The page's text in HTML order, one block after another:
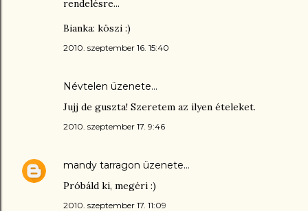
rendelésre...
Bianka: köszi :)
2010. szeptember 16. 15:40
Névtelen üzenete…
Jujj de guszta! Szeretem az ilyen ételeket.
2010. szeptember 17. 9:46
mandy tarragon üzenete…
Próbáld ki, megéri :)
2010. szeptember 17. 11:09